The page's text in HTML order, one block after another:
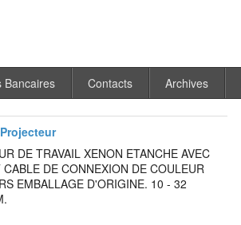
Bancaires Contacts Archives
DE TRAVAIL XENON ETANCHE AVEC
DE CONNEXION DE COULEUR
EMBALLAGE D'ORIGINE. 10 - 32